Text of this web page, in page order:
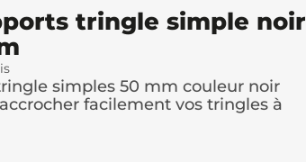
tringle simple noir
simples 50 mm couleur noir
facilement vos tringles à